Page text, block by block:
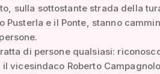
sulla sottostante strada della
Pusterla e il Ponte, stanno
di persone qualsiasi:
il vicesindaco Roberto